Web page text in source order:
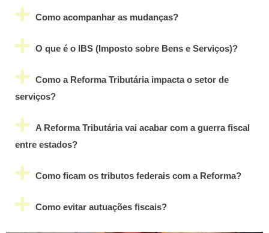
Como acompanhar as mudanças?
O que é o IBS (Imposto sobre Bens e Serviços)?
Como a Reforma Tributária impacta o setor de
serviços?
A Reforma Tributária vai acabar com a guerra fiscal
entre estados?
Como ficam os tributos federais com a Reforma?
Como evitar autuações fiscais?